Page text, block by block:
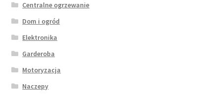
Centralne ogrzewanie
Dom i ogród
Elektronika
Garderoba
Motoryzacja
Naczepy